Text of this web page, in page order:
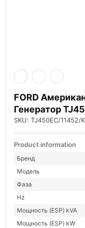
FORD
Генератор
SKU: TJ450EC/11452/
Product information
Бренд
Модель
Фаза
Hz
Мощность (ESP) kVA
Мощность (ESP) kW